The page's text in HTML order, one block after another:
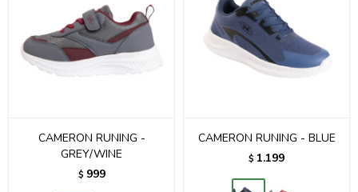
CAMERON RUNING -
GREY/WINE
$ 999
CAMERON RUNING - BLUE
$ 1.199